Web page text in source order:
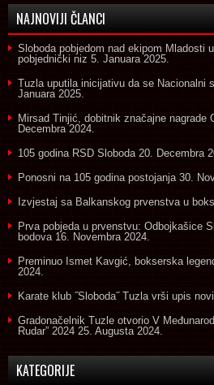
NAJNOVIJI ČLANCI
Sloboda pobjedom nad ekipom Mladosti
pobjednički niz 5. Januara 2025.
Tuzla uputila inicijativu da se Nacionalni
Januara 2025.
Mirsad Tinjić, dobitnik značajne nagrade
Decembra 2024.
105 godina RSD Sloboda 20. Decembra
Ponosni na 105 godina postojanja 30.
Izvjestaj sa Balkanskog prvenstva u
Prva pobjeda u prvenstvu: Odbojkašice
bodova 16. Novembra 2024.
Preminuo Ismet Kavgić, bokserska
2024.
Karate klub ˝Sloboda˝ Tuzla vrši upis
Gradonačelnik Tuzle otvorio V
Rudar” 2024 25. Augusta 2024.
KATEGORIJE